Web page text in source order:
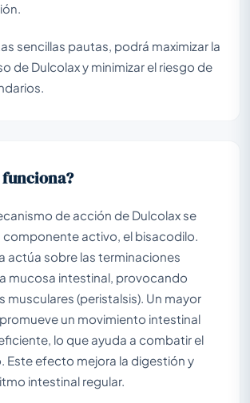
sencillas pautas, podrá maximizar la
de Dulcolax y minimizar el riesgo de
funciona?
de acción de Dulcolax se
componente activo, el bisacodilo.
actúa sobre las terminaciones
mucosa intestinal, provocando
musculares (peristalsis). Un mayor
un movimiento intestinal
lo que ayuda a combatir el
Este efecto mejora la digestión y
intestinal regular.